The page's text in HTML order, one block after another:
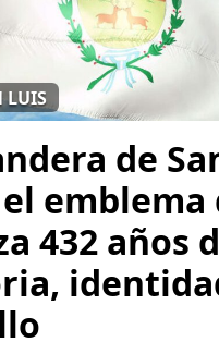
LUIS
de
emblema
432 años